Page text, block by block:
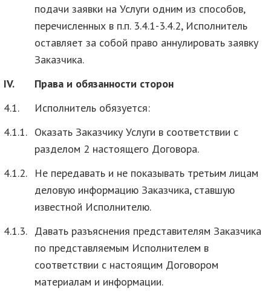
подачи заявки на Услуги одним из способов,
перечисленных в п.п. 3.4.1-3.4.2, Исполнитель
оставляет за собой право аннулировать заявку
Заказчика.
IV.
Права и обязанности сторон
4.1.
Исполнитель обязуется:
4.1.1. Оказать Заказчику Услуги в соответствии с
разделом 2 настоящего Договора.
4.1.2.
Не передавать и не показывать третьим лицам
деловую информацию Заказчика, ставшую
известной Исполнителю.
4.1.3. Давать разъяснения представителям Заказчика
по представляемым Исполнителем в
соответствии с настоящим Договором
материалам и информации.